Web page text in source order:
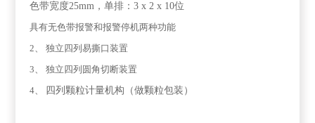
色带宽度25mm，单排：3 x 2 x 10位
具有无色带报警和报警停机两种功能
2、 独立四列易撕口装置
3、 独立四列圆角切断装置
4、 四列颗粒计量机构（做颗粒包装）